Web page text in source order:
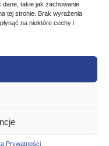
dane, takie jak zachowanie
tej stronie. Brak wyrażenia
na niektóre cechy i
Prywatności
MIX
bardzo
ma dystans